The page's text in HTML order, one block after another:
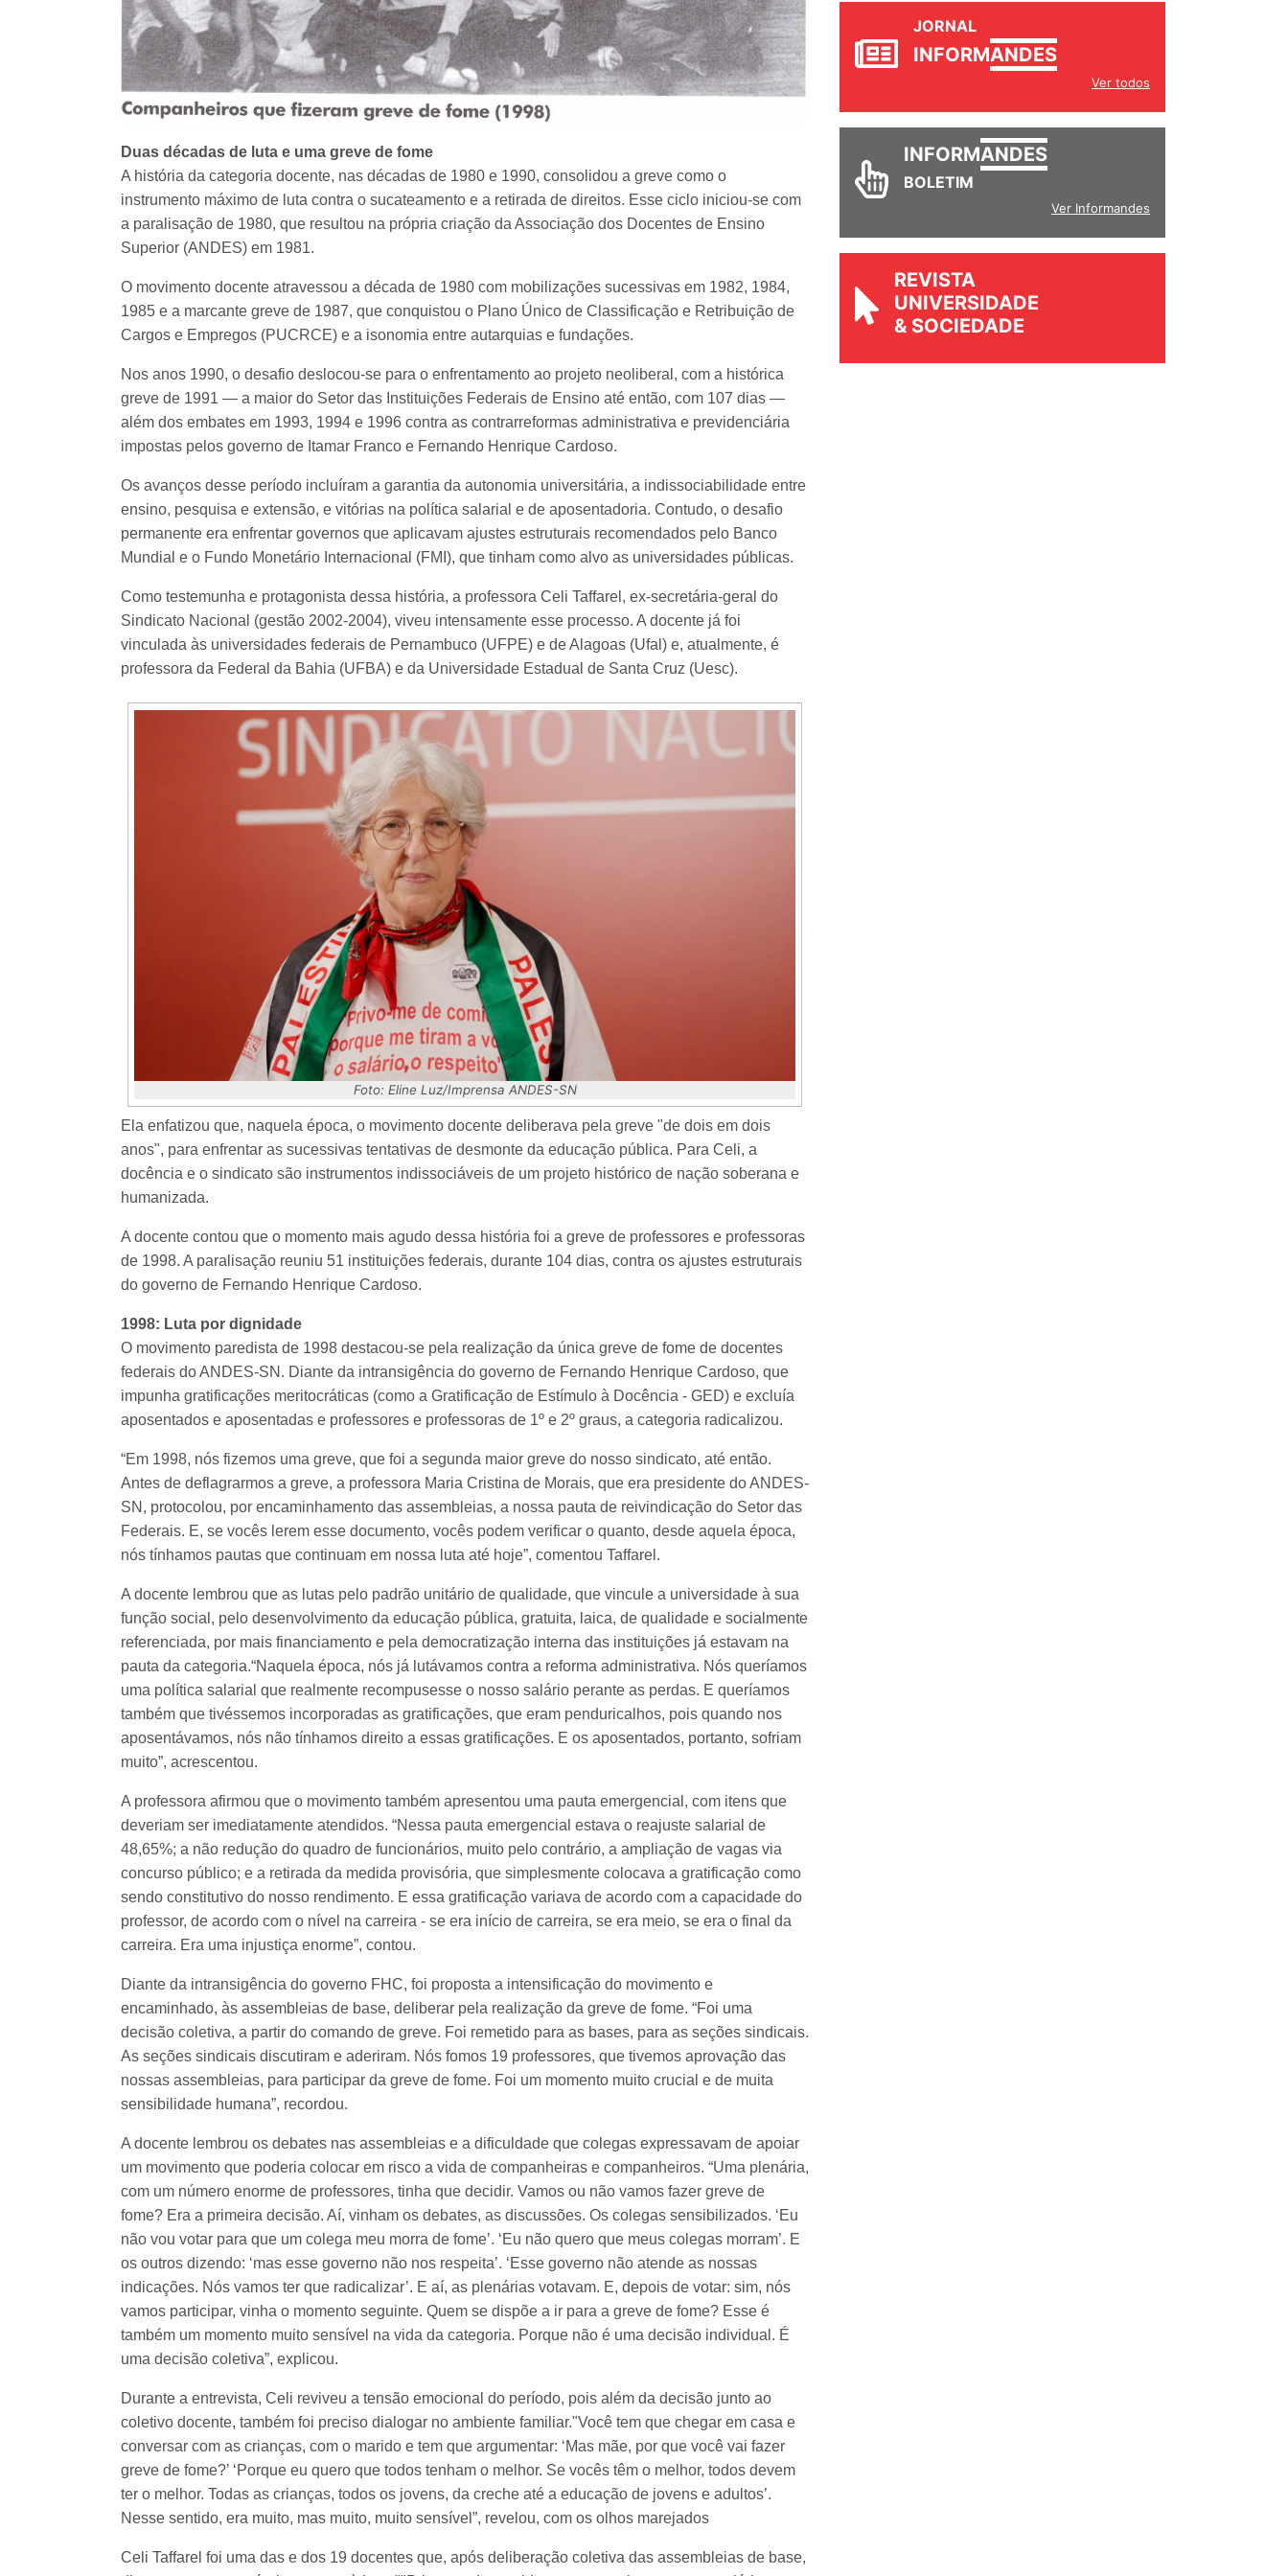
Duas décadas de luta e uma greve de fome
A história da categoria docente, nas décadas de 1980 e 1990, consolidou a greve como o
instrumento máximo de luta contra o sucateamento e a retirada de direitos. Esse ciclo iniciou-se com
a paralisação de 1980, que resultou na própria criação da Associação dos Docentes de Ensino
Superior (ANDES) em 1981.
O movimento docente atravessou a década de 1980 com mobilizações sucessivas em 1982, 1984,
1985 e a marcante greve de 1987, que conquistou o Plano Único de Classificação e Retribuição de
Cargos e Empregos (PUCRCE) e a isonomia entre autarquias e fundações.
Nos anos 1990, o desafio deslocou-se para o enfrentamento ao projeto neoliberal, com a histórica
greve de 1991 — a maior do Setor das Instituições Federais de Ensino até então, com 107 dias —
além dos embates em 1993, 1994 e 1996 contra as contrarreformas administrativa e previdenciária
impostas pelos governo de Itamar Franco e Fernando Henrique Cardoso.
Os avanços desse período incluíram a garantia da autonomia universitária, a indissociabilidade entre
ensino, pesquisa e extensão, e vitórias na política salarial e de aposentadoria. Contudo, o desafio
permanente era enfrentar governos que aplicavam ajustes estruturais recomendados pelo Banco
Mundial e o Fundo Monetário Internacional (FMI), que tinham como alvo as universidades públicas.
Como testemunha e protagonista dessa história, a professora Celi Taffarel, ex-secretária-geral do
Sindicato Nacional (gestão 2002-2004), viveu intensamente esse processo. A docente já foi
vinculada às universidades federais de Pernambuco (UFPE) e de Alagoas (Ufal) e, atualmente, é
professora da Federal da Bahia (UFBA) e da Universidade Estadual de Santa Cruz (Uesc).
Foto: Eline Luz/Imprensa ANDES-SN
Ela enfatizou que, naquela época, o movimento docente deliberava pela greve "de dois em dois
anos", para enfrentar as sucessivas tentativas de desmonte da educação pública. Para Celi, a
docência e o sindicato são instrumentos indissociáveis de um projeto histórico de nação soberana e
humanizada.
A docente contou que o momento mais agudo dessa história foi a greve de professores e professoras
de 1998. A paralisação reuniu 51 instituições federais, durante 104 dias, contra os ajustes estruturais
do governo de Fernando Henrique Cardoso.
1998: Luta por dignidade
O movimento paredista de 1998 destacou-se pela realização da única greve de fome de docentes
federais do ANDES-SN. Diante da intransigência do governo de Fernando Henrique Cardoso, que
impunha gratificações meritocráticas (como a Gratificação de Estímulo à Docência - GED) e excluía
aposentados e aposentadas e professores e professoras de 1º e 2º graus, a categoria radicalizou.
“Em 1998, nós fizemos uma greve, que foi a segunda maior greve do nosso sindicato, até então.
Antes de deflagrarmos a greve, a professora Maria Cristina de Morais, que era presidente do ANDES-
SN, protocolou, por encaminhamento das assembleias, a nossa pauta de reivindicação do Setor das
Federais. E, se vocês lerem esse documento, vocês podem verificar o quanto, desde aquela época,
nós tínhamos pautas que continuam em nossa luta até hoje”, comentou Taffarel.
A docente lembrou que as lutas pelo padrão unitário de qualidade, que vincule a universidade à sua
função social, pelo desenvolvimento da educação pública, gratuita, laica, de qualidade e socialmente
referenciada, por mais financiamento e pela democratização interna das instituições já estavam na
pauta da categoria.“Naquela época, nós já lutávamos contra a reforma administrativa. Nós queríamos
uma política salarial que realmente recompusesse o nosso salário perante as perdas. E queríamos
também que tivéssemos incorporadas as gratificações, que eram penduricalhos, pois quando nos
aposentávamos, nós não tínhamos direito a essas gratificações. E os aposentados, portanto, sofriam
muito”, acrescentou.
A professora afirmou que o movimento também apresentou uma pauta emergencial, com itens que
deveriam ser imediatamente atendidos. “Nessa pauta emergencial estava o reajuste salarial de
48,65%; a não redução do quadro de funcionários, muito pelo contrário, a ampliação de vagas via
concurso público; e a retirada da medida provisória, que simplesmente colocava a gratificação como
sendo constitutivo do nosso rendimento. E essa gratificação variava de acordo com a capacidade do
professor, de acordo com o nível na carreira - se era início de carreira, se era meio, se era o final da
carreira. Era uma injustiça enorme”, contou.
Diante da intransigência do governo FHC, foi proposta a intensificação do movimento e
encaminhado, às assembleias de base, deliberar pela realização da greve de fome. “Foi uma
decisão coletiva, a partir do comando de greve. Foi remetido para as bases, para as seções sindicais.
As seções sindicais discutiram e aderiram. Nós fomos 19 professores, que tivemos aprovação das
nossas assembleias, para participar da greve de fome. Foi um momento muito crucial e de muita
sensibilidade humana”, recordou.
A docente lembrou os debates nas assembleias e a dificuldade que colegas expressavam de apoiar
um movimento que poderia colocar em risco a vida de companheiras e companheiros. “Uma plenária,
com um número enorme de professores, tinha que decidir. Vamos ou não vamos fazer greve de
fome? Era a primeira decisão. Aí, vinham os debates, as discussões. Os colegas sensibilizados. ‘Eu
não vou votar para que um colega meu morra de fome’. ‘Eu não quero que meus colegas morram’. E
os outros dizendo: ‘mas esse governo não nos respeita’. ‘Esse governo não atende as nossas
indicações. Nós vamos ter que radicalizar’. E aí, as plenárias votavam. E, depois de votar: sim, nós
vamos participar, vinha o momento seguinte. Quem se dispõe a ir para a greve de fome? Esse é
também um momento muito sensível na vida da categoria. Porque não é uma decisão individual. É
uma decisão coletiva”, explicou.
Durante a entrevista, Celi reviveu a tensão emocional do período, pois além da decisão junto ao
coletivo docente, também foi preciso dialogar no ambiente familiar."Você tem que chegar em casa e
conversar com as crianças, com o marido e tem que argumentar: ‘Mas mãe, por que você vai fazer
greve de fome?’ ‘Porque eu quero que todos tenham o melhor. Se vocês têm o melhor, todos devem
ter o melhor. Todas as crianças, todos os jovens, da creche até a educação de jovens e adultos’.
Nesse sentido, era muito, mas muito, muito sensível”, revelou, com os olhos marejados
Celi Taffarel foi uma das e dos 19 docentes que, após deliberação coletiva das assembleias de base,
JORNAL
Ver todos
INFORM
Ver Informandes
REVISTA
UNIVERSIDADE